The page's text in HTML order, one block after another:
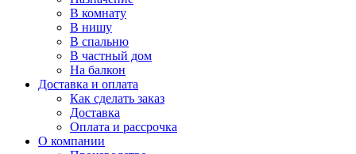
В комнату
В нишу
В спальню
В частный дом
На балкон
Доставка и оплата
Как сделать заказ
Доставка
Оплата и рассрочка
О компании